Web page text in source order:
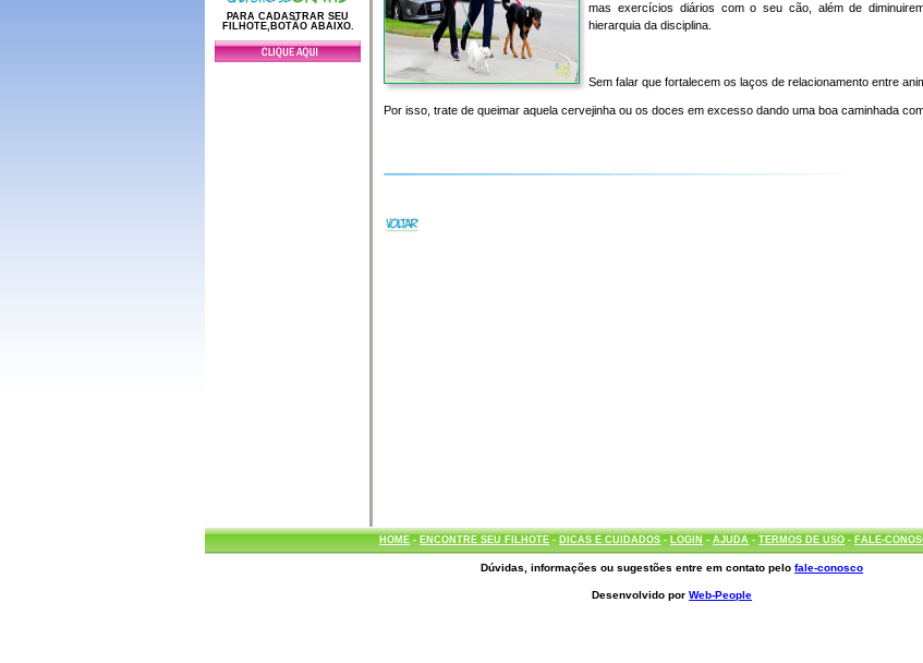
PARA CADASTRAR SEU
FILHOTE,BOTÃO ABAIXO.
mas exercícios diários com o seu cão, além de
hierarquia da disciplina.
Sem falar que fortalecem os laços de relacionamento entre
Por isso, trate de queimar aquela cervejinha ou os doces em excesso dando uma boa caminhada
HOME- ENCONTRE SEU FILHOTE- DICAS E CUIDADOS- LOGIN-AJUDA-TERMOS DE USO- FALE-
Dúvidas, informações ou sugestões entre em contato pelofale-conosco
Desenvolvido porWeb-People